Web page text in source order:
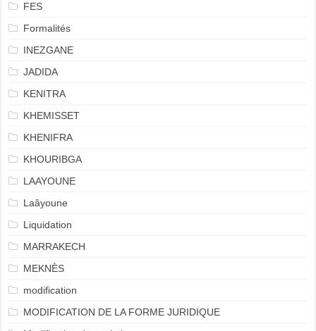
FES
Formalités
INEZGANE
JADIDA
KENITRA
KHEMISSET
KHENIFRA
KHOURIBGA
LAAYOUNE
Laâyoune
Liquidation
MARRAKECH
MEKNÈS
modification
MODIFICATION DE LA FORME JURIDIQUE